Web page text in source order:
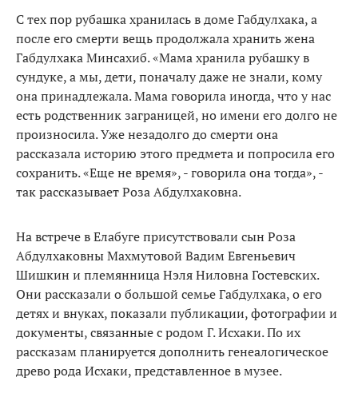
С тех пор рубашка хранилась в доме Габдулхака, а
после его смерти вещь продолжала хранить жена
Габдулхака Минсахиб. «Мама хранила рубашку в
сундуке, а мы, дети, поначалу даже не знали, кому
она принадлежала. Мама говорила иногда, что у нас
есть родственник заграницей, но имени его долго не
произносила. Уже незадолго до смерти она
рассказала историю этого предмета и попросила его
сохранить. «Еще не время», - говорила она тогда», -
так рассказывает Роза Абдулхаковна.
На встрече в Елабуге присутствовали сын Роза
Абдулхаковны Махмутовой Вадим Евгеньевич
Шишкин и племянница Нэля Ниловна Гостевских.
Они рассказали о большой семье Габдулхака, о его
детях и внуках, показали публикации, фотографии и
документы, связанные с родом Г. Исхаки. По их
рассказам планируется дополнить генеалогическое
древо рода Исхаки, представленное в музее.